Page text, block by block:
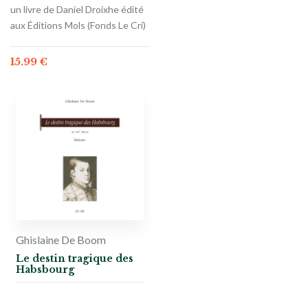
un livre de Daniel Droixhe édité
aux Éditions Mols (Fonds Le Cri)
15.99 €
Ghislaine De Boom
Le destin tragique des
Habsbourg